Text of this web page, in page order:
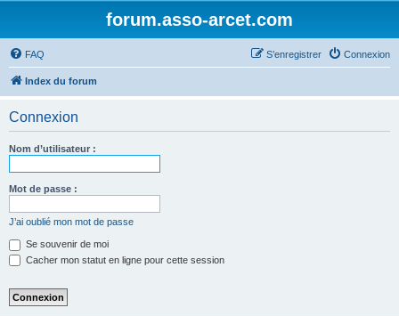
forum.asso-arcet.com
FAQ Connexion
S’enregistrer
Index du forum
Connexion
Nom d’utilisateur :
Mot de passe :
J’ai oublié mon mot de passe
Se souvenir de moi
Cacher mon statut en ligne pour cette session